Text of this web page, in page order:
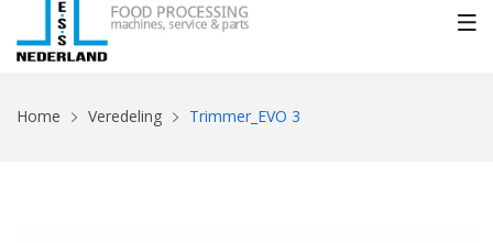
Home Veredeling Trimmer_EVO 3